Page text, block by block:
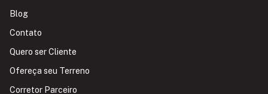
Blog
Contato
Quero ser Cliente
Ofereça seu Terreno
Corretor Parceiro